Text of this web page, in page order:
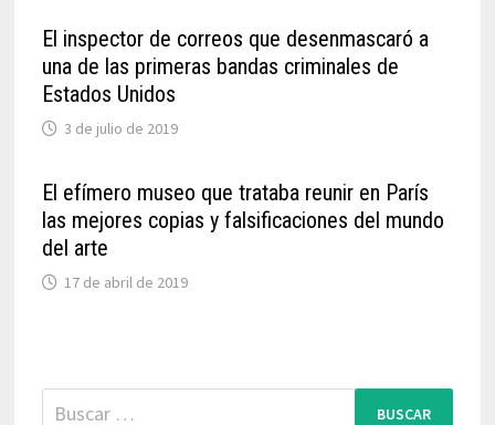
El inspector de correos que desenmascaró a
una de las primeras bandas criminales de
Estados Unidos
3 de julio de 2019
El efímero museo que trataba reunir en París
las mejores copias y falsificaciones del mundo
del arte
17 de abril de 2019
Buscar: